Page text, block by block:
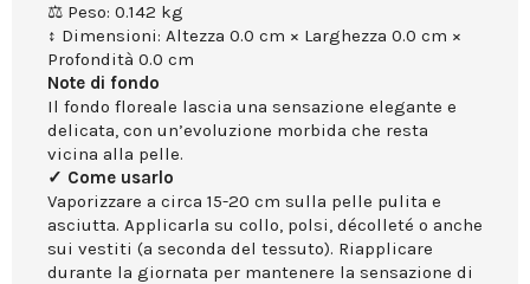
⚖ Peso: 0.142 kg
↕ Dimensioni: Altezza 0.0 cm × Larghezza 0.0 cm ×
Profondità 0.0 cm
Note di fondo
Il fondo floreale lascia una sensazione elegante e
delicata, con un’evoluzione morbida che resta
vicina alla pelle.
✓ Come usarlo
Vaporizzare a circa 15-20 cm sulla pelle pulita e
asciutta. Applicarla su collo, polsi, décolleté o anche
sui vestiti (a seconda del tessuto). Riapplicare
durante la giornata per mantenere la sensazione di